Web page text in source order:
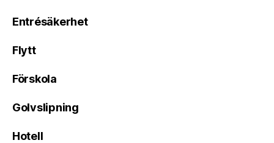
Entrésäkerhet
Flytt
Förskola
Golvslipning
Hotell